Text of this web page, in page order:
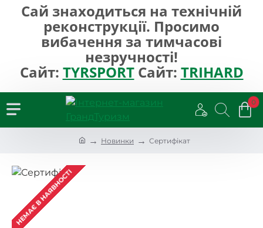
Сай знаходиться на технічній
реконструкції. Просимо
вибачення за тимчасові
незручності!
Сайт: TYRSPORTСайт: TRIHARD
0
Новинки Cертифікат
НЕМАЄ В НАЯВНОСТІ